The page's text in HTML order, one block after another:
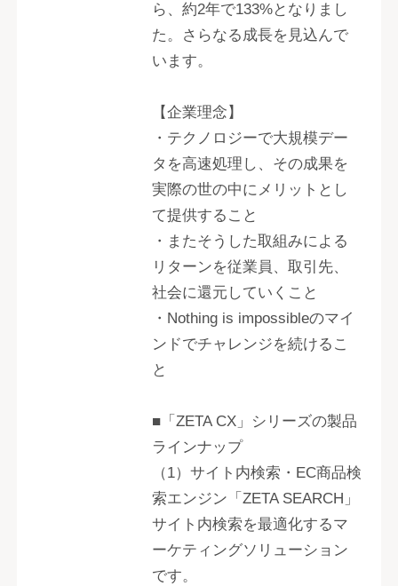
ら、約2年で133%となりまし
た。さらなる成長を見込んで
います。
【企業理念】
・テクノロジーで大規模デー
タを高速処理し、その成果を
実際の世の中にメリットとし
て提供すること
・またそうした取組みによる
リターンを従業員、取引先、
社会に還元していくこと
・Nothing is impossibleのマイ
ンドでチャレンジを続けるこ
と
■「ZETA CX」シリーズの製品
ラインナップ
（1）サイト内検索・EC商品検
索エンジン「ZETA SEARCH」
サイト内検索を最適化するマ
ーケティングソリューション
です。